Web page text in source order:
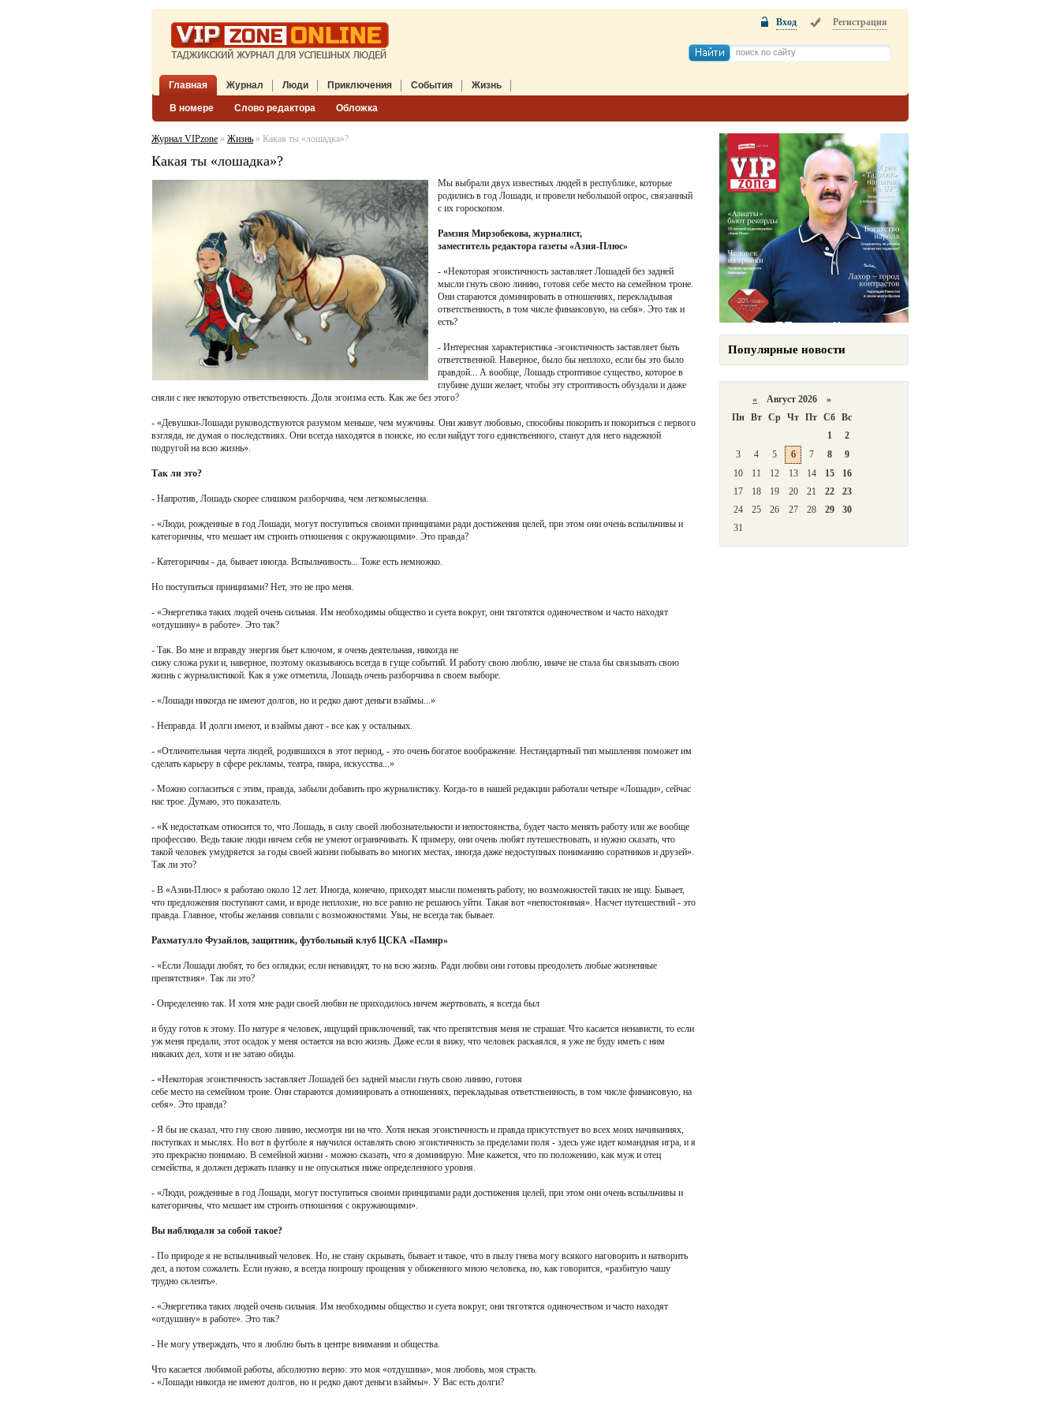
Главная Журнал
В номере Слово редактора Обложка
Люди Приключения События Жизнь
Вход Регистрация
Журнал VIPzone » Жизнь » Какая ты «лошадка»?
Какая ты «лошадка»?
Мы выбрали двух известных людей в республике, которые
родились в год Лошади, и провели небольшой опрос, связанный
с их гороскопом.
Рамзия Мирзобекова, журналист,
заместитель редактора газеты «Азия-Плюс»
- «Некоторая эгоистичность заставляет Лошадей без задней
мысли гнуть свою линию, готовя себе место на семейном троне.
Они стараются доминировать в отношениях, перекладывая
ответственность, в том числе финансовую, на себя». Это так и
есть?
- Интересная характеристика -эгоистичность заставляет быть
ответственной. Наверное, было бы неплохо, если бы это было
правдой... А вообще, Лошадь строптивое существо, которое в
глубине души желает, чтобы эту строптивость обуздали и даже
сняли с нее некоторую ответственность. Доля эгоизма есть. Как же без этого?
- «Девушки-Лошади руководствуются разумом меньше, чем мужчины. Они живут любовью, способны покорить и покориться с первого
взгляда, не думая о последствиях. Они всегда находятся в поиске, но если найдут того единственного, станут для него надежной
подругой на всю жизнь».
Так ли это?
- Напротив, Лошадь скорее слишком разборчива, чем легкомысленна.
- «Люди, рожденные в год Лошади, могут поступиться своими принципами ради достижения целей, при этом они очень вспыльчивы и
категоричны, что мешает им строить отношения с окружающими». Это правда?
- Категоричны - да, бывает иногда. Вспыльчивость... Тоже есть немножко.
Но поступиться принципами? Нет, это не про меня.
- «Энергетика таких людей очень сильная. Им необходимы общество и суета вокруг, они тяготятся одиночеством и часто находят
«отдушину» в работе». Это так?
- Так. Во мне и вправду энергия бьет ключом, я очень деятельная, никогда не
сижу сложа руки и, наверное, поэтому оказываюсь всегда в гуще событий. И работу свою люблю, иначе не стала бы связывать свою
жизнь с журналистикой. Как я уже отметила, Лошадь очень разборчива в своем выборе.
- «Лошади никогда не имеют долгов, но и редко дают деньги взаймы...»
- Неправда. И долги имеют, и взаймы дают - все как у остальных.
- «Отличительная черта людей, родившихся в этот период, - это очень богатое воображение. Нестандартный тип мышления поможет им
сделать карьеру в сфере рекламы, театра, пиара, искусства...»
- Можно согласиться с этим, правда, забыли добавить про журналистику. Когда-то в нашей редакции работали четыре «Лошади», сейчас
нас трое. Думаю, это показатель.
- «К недостаткам относится то, что Лошадь, в силу своей любознательности и непостоянства, будет часто менять работу или же вообще
профессию. Ведь такие люди ничем себя не умеют ограничивать. К примеру, они очень любят путешествовать, и нужно сказать, что
такой человек умудряется за годы своей жизни побывать во многих местах, иногда даже недоступных пониманию соратников и друзей».
Так ли это?
- В «Азии-Плюс» я работаю около 12 лет. Иногда, конечно, приходят мысли поменять работу, но возможностей таких не ищу. Бывает,
что предложения поступают сами, и вроде неплохие, но все равно не решаюсь уйти. Такая вот «непостоянная». Насчет путешествий - это
правда. Главное, чтобы желания совпали с возможностями. Увы, не всегда так бывает.
Рахматулло Фузайлов, защитник, футбольный клуб ЦСКА «Памир»
- «Если Лошади любят, то без оглядки; если ненавидят, то на всю жизнь. Ради любви они готовы преодолеть любые жизненные
препятствия». Так ли это?
- Определенно так. И хотя мне ради своей любви не приходилось ничем жертвовать, я всегда был
и буду готов к этому. По натуре я человек, ищущий приключений, так что препятствия меня не страшат. Что касается ненависти, то если
уж меня предали, этот осадок у меня остается на всю жизнь. Даже если я вижу, что человек раскаялся, я уже не буду иметь с ним
никаких дел, хотя и не затаю обиды.
- «Некоторая эгоистичность заставляет Лошадей без задней мысли гнуть свою линию, готовя
себе место на семейном троне. Они стараются доминировать а отношениях, перекладывая ответственность, в том числе финансовую, на
себя». Это правда?
- Я бы не сказал, что гну свою линию, несмотря ни на что. Хотя некая эгоистичность и правда присутствует во всех моих начинаниях,
поступках и мыслях. Но вот в футболе я научился оставлять свою эгоистичность за пределами поля - здесь уже идет командная игра, и я
это прекрасно понимаю. В семейной жизни - можно сказать, что я доминирую. Мне кажется, что по положению, как муж и отец
семейства, я должен держать планку и не опускаться ниже определенного уровня.
- «Люди, рожденные в год Лошади, могут поступиться своими принципами ради достижения целей, при этом они очень вспыльчивы и
категоричны, что мешает им строить отношения с окружающими».
Вы наблюдали за собой такое?
- По природе я не вспыльчивый человек. Но, не стану скрывать, бывает и такое, что в пылу гнева могу всякого наговорить и натворить
дел, а потом сожалеть. Если нужно, я всегда попрошу прощения у обиженного мною человека, но, как говорится, «разбитую чашу
трудно склеить».
- «Энергетика таких людей очень сильная. Им необходимы общество и суета вокруг, они тяготятся одиночеством и часто находят
«отдушину» в работе». Это так?
- Не могу утверждать, что я люблю быть в центре внимания и общества.
Что касается любимой работы, абсолютно верно: это моя «отдушина», моя любовь, моя страсть.
- «Лошади никогда не имеют долгов, но и редко дают деньги взаймы». У Вас есть долги?
Популярные новости
« Август 2026 »
Пн Вт Ср Чт Пт Сб Вс
1
2
3
4 5 6 7 8
9
10
11 12 13 14 15
16
17
18 19 20 21 22
23
24
25 26 27 28 29
30
31